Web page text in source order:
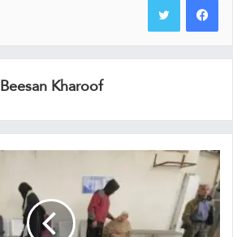
Beesan Kharoof